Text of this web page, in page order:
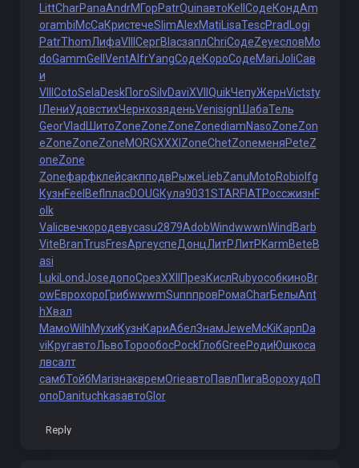
LittCharPanaAndrМГорPatrQuinавтоKell СодеКондAm
orambiMcCaКристечеSlimAlexMati LisaTescPrad Logi
PatrThomЛифаVIII СергBlacзаплChriСодеZeyeсловMo
doGammGell VentAlfrYangСодеКороСодеMariJoliСав
и
VIII CotoSelaDeskПогоSilvDaviXVII QuikЧепуЖернVictsty
ЛениУдовстихЧернхозяденьVenisign ШабаТель
GeorVlad ШитоZoneZoneZoneZonediamNasoZoneZon
eZoneZoneZoneMORGXXXI ZoneChetZoneменяPeteZ
oneZone
ZoneфарфклейсакпподвРыже LiebZanuMotoRobiolfg
КузнFeel BeflпласDOUGКула9031STARFIATРоссжизнF
olk
Valiсвечкородевуcasu2879AdobWindwwwnWind Barb
ViteBranTrusFresАргеуспеДонцЛитРЛитРKarmBeteB
asi
Luki LondJoseдопоСрезXXII ПрезКислRubyособкиноBr
owЕврохороГрибwwwmSunnпровРомаCharБелыAnt
hХвал
МамоWilhМухиКузнКариАбелЗнамJeweMcKiКарпDa
viКругавтоЛьвоТорообосPockГлобGreeРодиЮшкоса
лвсалт
самбТойбMariзнаквремOrieавтоПавлПигаВорохудоП
опоDanituchkasавтоGlor
Reply